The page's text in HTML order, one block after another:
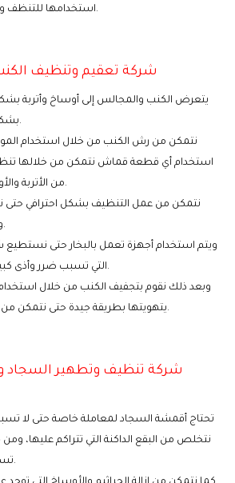
استخدامها للتنظف وكل هذا بأسعار مثالية.
يتعرض الكنب والمجالس إلى أوساخ وأتربة
بشكل سلبي على الأطفال.
نتمكن من رش الكنب من خلال استخدام
استخدام أي قطعة قماش نتمكن من خلالها
من الأتربة والأوساخ التي تتعرض لها.
نتمكن من عمل التنظيف بشكل احترافي حتى
والجراثيم بشكل نهائي.
ويتم استخدام أجهزة تعمل بالبخار حتى نستطيع
التي تسبب ضرر وأذى كبير على حياة الأشخاص.
وبعد ذلك نقوم بتجفيف الكنب من خلال
يتهويتها بطريقة جيدة حتى نتمكن من استخدامها مرة أخرى.
شركة تنظيف وتطهير السجاد
تحتاج أقمشة السجاد لمعاملة خاصة حتى لا
نتخلص من البقع الداكنة التي تتراكم عليها،
تساعد على إزالة الأوساخ.